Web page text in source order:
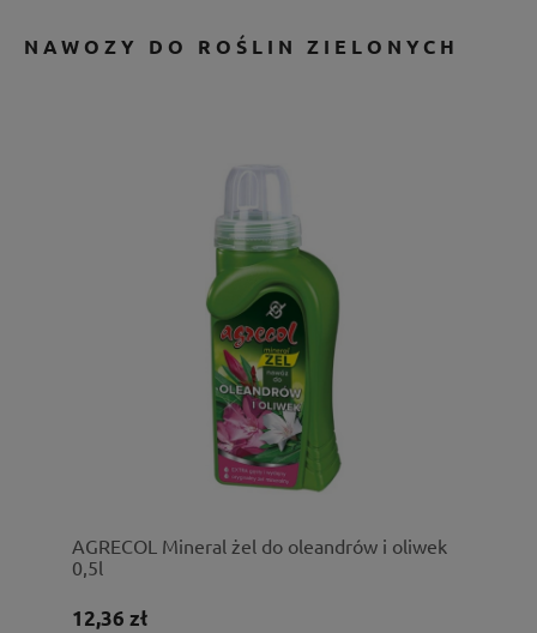
NAWOZY DO ROŚLIN ZIELONYCH
AGRECOL Mineral żel do oleandrów i oliwek
0,5l
12,36 zł